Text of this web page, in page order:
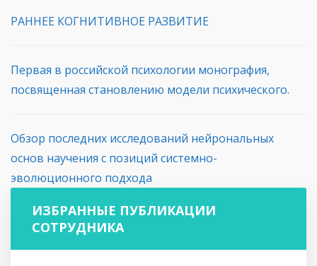
РАННЕЕ КОГНИТИВНОЕ РАЗВИТИЕ
Первая в российской психологии монография,
посвященная становлению модели психического.
Обзор последних исследований нейрональных
основ научения с позиций системно-
эволюционного подхода
ИЗБРАННЫЕ ПУБЛИКАЦИИ
СОТРУДНИКА